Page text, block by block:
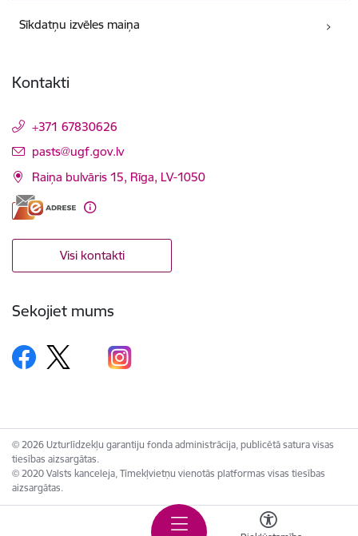
Sīkdatņu izvēles maiņa
Kontakti
+371 67830626
E-pasts:
pasts@ugf.gov.lv
Raiņa bulvāris 15, Rīga, LV-1050
Visi kontakti
Sekojiet mums
© 2026 Uzturlīdzekļu garantiju fonda administrācija, publicētā satura visas
tiesības aizsargātas.
© 2020 Valsts kanceleja, Tīmekļvietņu vienotās platformas visas tiesības
aizsargātas.